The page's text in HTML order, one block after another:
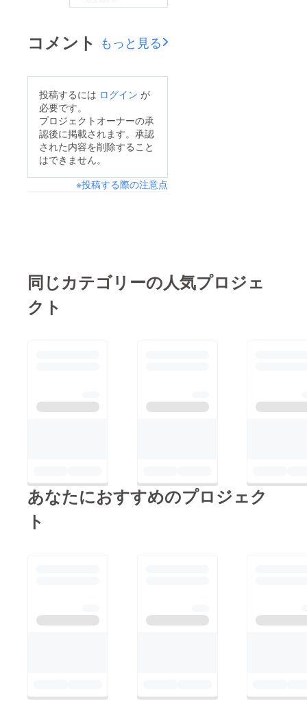
コメント もっと見る
投稿するには ログイン が
必要です。
プロジェクトオーナーの承
認後に掲載されます。承認
された内容を削除すること
はできません。
※投稿する際の注意点
同じカテゴリーの人気プロジェ
クト
あなたにおすすめのプロジェク
ト